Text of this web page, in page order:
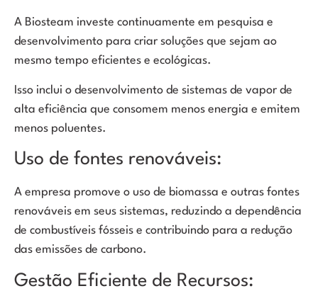
A Biosteam investe continuamente em pesquisa e
desenvolvimento para criar soluções que sejam ao
mesmo tempo eficientes e ecológicas.
Isso inclui o desenvolvimento de sistemas de vapor de
alta eficiência que consomem menos energia e emitem
menos poluentes.
Uso de fontes renováveis:
A empresa promove o uso de biomassa e outras fontes
renováveis em seus sistemas, reduzindo a dependência
de combustíveis fósseis e contribuindo para a redução
das emissões de carbono.
Gestão Eficiente de Recursos: